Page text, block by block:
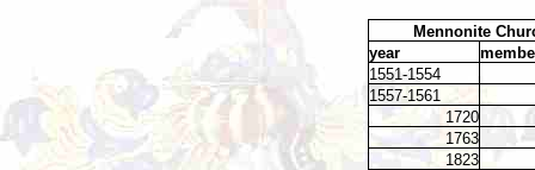
Mennonite
year
1551-1554
1557-1561
1720
1763
1823